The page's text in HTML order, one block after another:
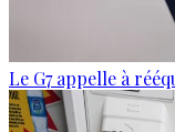
Le G7 appelle à